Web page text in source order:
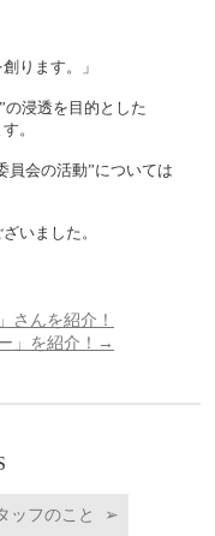
ります。」
”の浸透を目的とした
。
員会の活動”については
いました。
さんを紹介！
」を紹介！→
ッフのこと